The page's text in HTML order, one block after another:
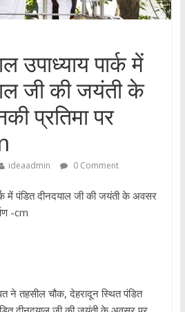
उपाध्याय पार्क में
जी की जयंती के
प्रतिमा पर
ideaadmin 0 Comment
में पंडित दीनदयाल जी की जयंती के अवसर
-cm
ने तहसील चौक, देहरादून स्थित पंडित